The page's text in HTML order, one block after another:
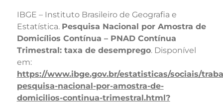
IBGE – Instituto Brasileiro de Geografia e
Estatística. Pesquisa Nacional por Amostra de
Domicílios Contínua – PNAD Contínua
Trimestral: taxa de desemprego. Disponível
em:
https://www.ibge.gov.br/estatisticas/sociais/
pesquisa-nacional-por-amostra-de-
domicilios-continua-trimestral.html?